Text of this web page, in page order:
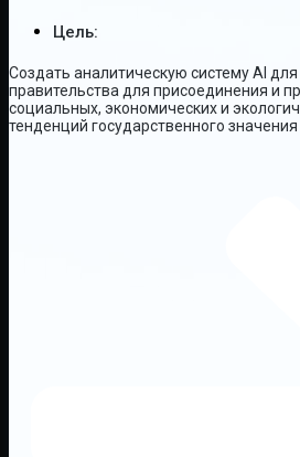
Цель:
Создать аналитическую систему AI
правительства для присоединения и
социальных, экономических и
тенденций государственного значения